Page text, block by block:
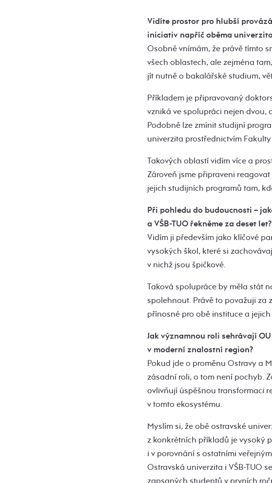
Vidíte prostor pro hlubší
iniciativ napříč oběma
Osobně vnímám, že právě tímto
všech oblastech, ale zejména
jít nutně o bakalářské studium,
Příkladem je připravovaný
vzniká ve spolupráci nejen dvou,
Podobně lze zmínit studijní
univerzita prostřednictvím
Takových oblastí vidím více a
Zároveň jsme připraveni
jejich studijních programů tam,
Při pohledu do budoucnosti –
a VŠB-TUO řekněme za deset let?
Vidím ji především jako klíčové
vysokých škol, které si
v nichž jsou špičkové.
Taková spolupráce by měla stát
spolehnout. Právě to považuji
přínosné pro obě instituce a
Jak významnou roli sehrávají
v moderní znalostní region?
Pokud jde o proměnu Ostravy a
zásadní roli, o tom není pochyb.
ovlivňují úspěšnou transformaci
v tomto ekosystému.
Myslím si, že obě ostravské
z konkrétních příkladů je vysoký
i v porovnání s ostatními
Ostravská univerzita i VŠB-TUO
zapsaných studentů v prvních